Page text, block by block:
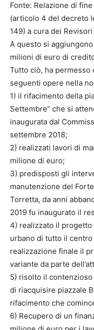
Fonte: Relazione di
(articolo 4 del decreto
149) a cura dei
A questo si
milioni di euro di
Tutto ciò, ha
seguenti opere nella
1) il rifacimento della
Settembre” che si
inaugurata dal
settembre 2018;
2) realizzati lavori di
milione di euro;
3) predisposti gli
manutenzione del
Torretta, da anni
2019 fu inaugurato il
4) realizzato il progetto
urbano di tutto il
realizzazione finale il
variante da parte
5) risolto il
di riacquisire piazzale
rifacimento che
6) Recupero di un